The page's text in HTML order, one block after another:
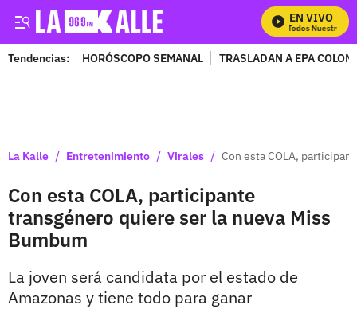
EN VIVO
Mira Todos Nuestros
Tendencias: HORÓSCOPO SEMANAL TRASLADAN A EPA
La Kalle / Entretenimiento / Virales / Con esta COLA,
Con esta COLA, participante
transgénero quiere ser la nueva Miss
Bumbum
La joven será candidata por el estado de
Amazonas y tiene todo para ganar